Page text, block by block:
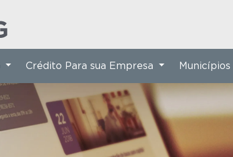
Crédito Para sua Empresa Municípios